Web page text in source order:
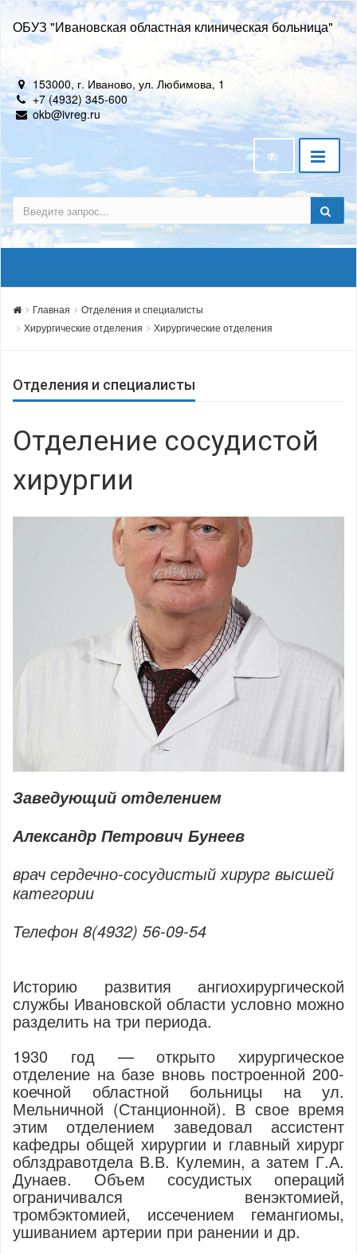
ОБУЗ "Ивановская областная клиническая больница"
153000, г. Иваново, ул. Любимова, 1
+7 (4932) 345-600
okb@ivreg.ru
Главная
Отделения и специалисты
Хирургические отделения
Хирургические отделения
Отделения и специалисты
Отделение сосудистой
хирургии
Заведующий отделением
Александр Петрович Бунеев
врач сердечно-сосудистый хирург высшей
категории
Телефон 8(4932) 56-09-54
Историю развития ангиохирургической
службы Ивановской области условно можно
разделить на три периода.
1930 год — открыто хирургическое
отделение на базе вновь построенной 200-
коечной областной больницы на ул.
Мельничной (Станционной). В свое время
этим отделением заведовал ассистент
кафедры общей хирургии и главный хирург
облздравотдела В.В. Кулемин, а затем Г.А.
Дунаев. Объем сосудистых операций
ограничивался венэктомией,
тромбэктомией, иссечением гемангиомы,
ушиванием артерии при ранении и др.